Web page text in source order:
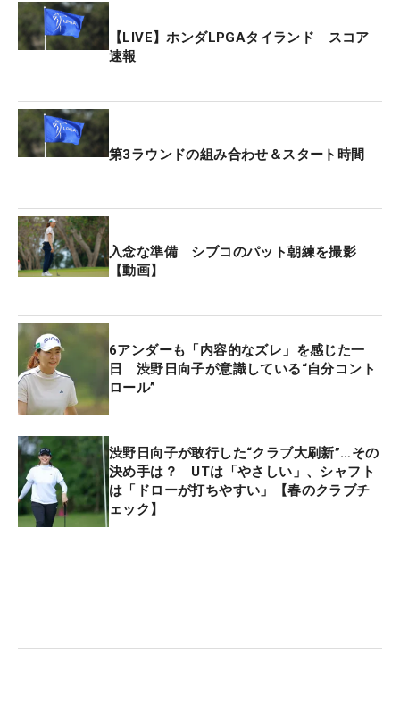
ー・7位タイの古江彩佳は午後0時3分にスタートす
る。
紗、原英莉花はトータル5アンダー・27位タイで前
半をプレーしている。
愛はトータル1オーバー・66位タイから巻き返しを
図る。
グストロム（スウェーデン）が並んでいる。
【LIVE】ホンダLPGAタイランド スコア
速報
第3ラウンドの組み合わせ＆スタート時間
入念な準備 シブコのパット朝練を撮影
【動画】
6アンダーも「内容的なズレ」を感じた一
日 渋野日向子が意識している“自分コント
ロール”
渋野日向子が敢行した“クラブ大刷新”…その
決め手は？ UTは「やさしい」、シャフト
は「ドローが打ちやすい」【春のクラブチ
ェック】